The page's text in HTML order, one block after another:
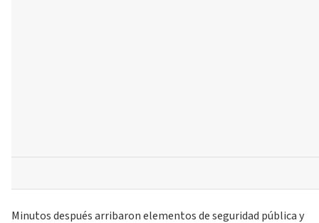
Minutos después arribaron elementos de seguridad pública y